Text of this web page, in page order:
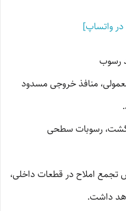
واتساپ]
رسوب
منافذ خروجی مسدود
رسوبات سطحی
تجمع املاح در قطعات داخلی،
داشت.